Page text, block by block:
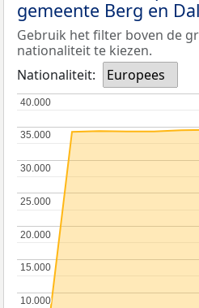
gemeente Berg en Dal
Gebruik het filter boven de
nationaliteit te kiezen.
Nationaliteit:
Europees
10.000
10.000
15.000
15.000
20.000
20.000
25.000
25.000
30.000
30.000
35.000
35.000
40.000
40.000